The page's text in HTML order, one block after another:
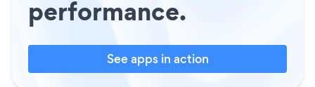
performance.
See apps in action